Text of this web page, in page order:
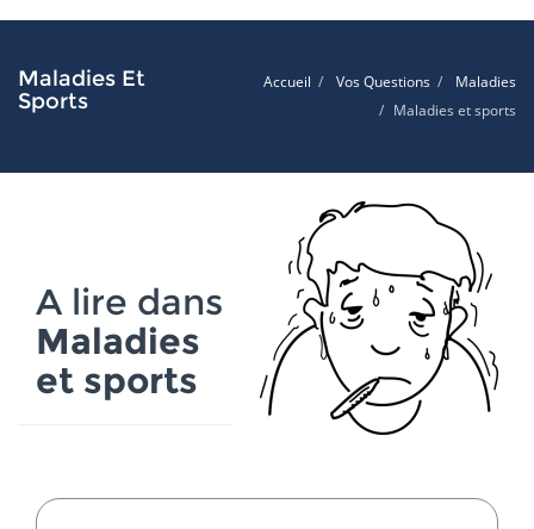
Maladies Et
Sports
Accueil Vos Questions
Maladies
Maladies et sports
A lire dans
Maladies
et sports